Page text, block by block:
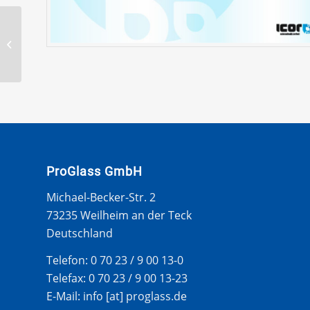
ProGlass GmbH
Michael-Becker-Str. 2
73235 Weilheim an der Teck
Deutschland
Telefon: 0 70 23 / 9 00 13-0
Telefax: 0 70 23 / 9 00 13-23
E-Mail: info [at] proglass.de
MITSUBISHI COLT CC
3T 93-96 WS SEITEN